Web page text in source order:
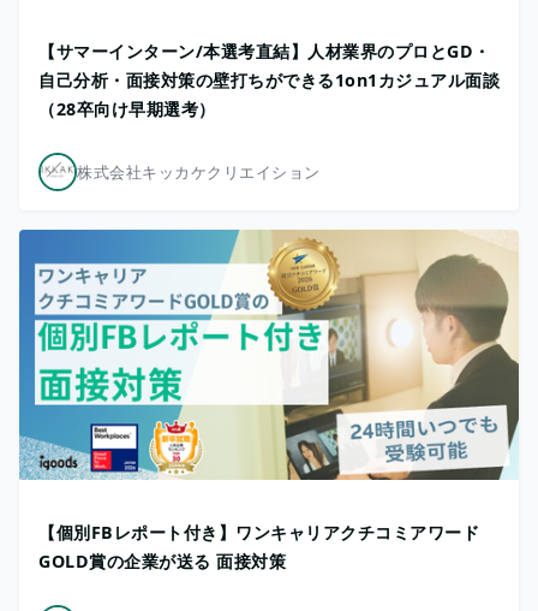
【サマーインターン/本選考直結】人材業界のプロとGD・
自己分析・面接対策の壁打ちができる1on1カジュアル面談
（28卒向け早期選考）
株式会社キッカケクリエイション
【個別FBレポート付き】ワンキャリアクチコミアワード
GOLD賞の企業が送る 面接対策